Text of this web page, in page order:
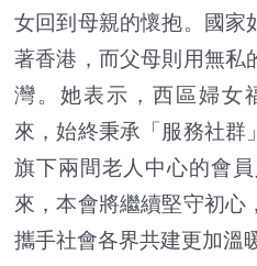
女回到母親的懷抱。國家
著香港，而父母則用無私
灣。她表示，西區婦女
來，始終秉承「服務社群
旗下兩間老人中心的會
來，本會將繼續堅守初心
攜手社會各界共建更加溫